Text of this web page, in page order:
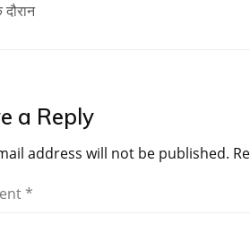
a Reply
address will not be published.
*